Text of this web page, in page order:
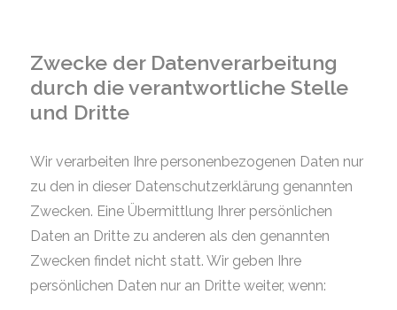
Zwecke der Datenverarbeitung
durch die verantwortliche Stelle
und Dritte
Wir verarbeiten Ihre personenbezogenen Daten nur
zu den in dieser Datenschutzerklärung genannten
Zwecken. Eine Übermittlung Ihrer persönlichen
Daten an Dritte zu anderen als den genannten
Zwecken findet nicht statt. Wir geben Ihre
persönlichen Daten nur an Dritte weiter, wenn: